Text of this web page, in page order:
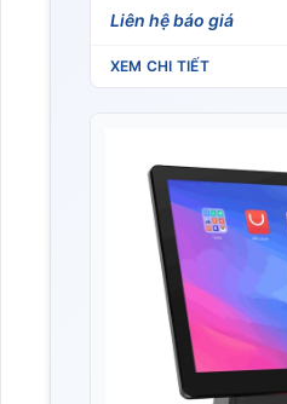
Liên hệ báo giá
XEM CHI TIẾT